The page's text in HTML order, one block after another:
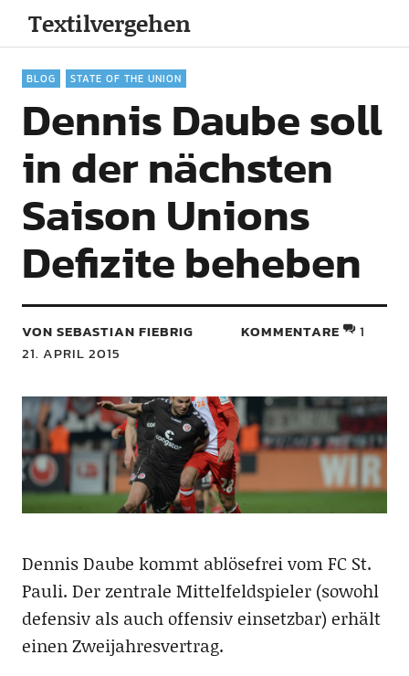
Textilvergehen
BLOG STATE OF THE UNION
Dennis Daube soll
in der nächsten
Saison Unions
Defizite beheben
VON SEBASTIAN FIEBRIG
21. APRIL 2015
KOMMENTARE 1
Dennis Daube kommt ablösefrei vom FC St.
Pauli. Der zentrale Mittelfeldspieler (sowohl
defensiv als auch offensiv einsetzbar) erhält
einen Zweijahresvertrag.